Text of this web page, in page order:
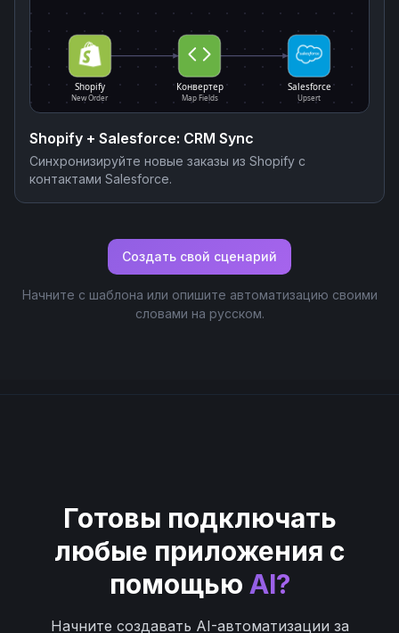
Shopify
New Order
Конвертер
Map Fields
Salesforce
Upsert
Shopify + Salesforce: CRM Sync
Синхронизируйте новые заказы из Shopify с
контактами Salesforce.
Создать свой сценарий
Начните с шаблона или опишите автоматизацию своими
словами на русском.
Готовы подключать
любые приложения с
помощью AI?
Начните создавать AI-автоматизации за